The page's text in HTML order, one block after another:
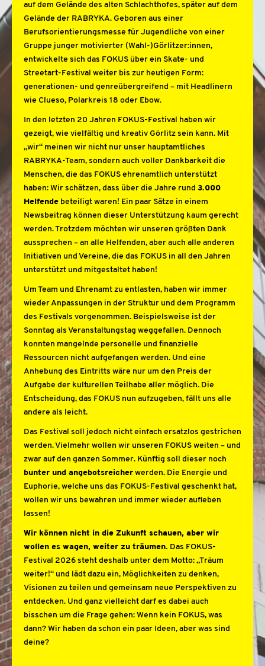
auf dem Gelände des alten Schlachthofes, später auf dem
Gelände der RABRYKA. Geboren aus einer
Berufsorientierungsmesse für Jugendliche von einer
Gruppe junger motivierter (Wahl-)Görlitzer:innen,
entwickelte sich das FOKUS über ein Skate- und
Streetart-Festival weiter bis zur heutigen Form:
generationen- und genreübergreifend – mit Headlinern
wie Clueso, Polarkreis 18 oder Ebow.
In den letzten 20 Jahren FOKUS-Festival haben wir
gezeigt, wie vielfältig und kreativ Görlitz sein kann. Mit
„wir“ meinen wir nicht nur unser hauptamtliches
RABRYKA-Team, sondern auch voller Dankbarkeit die
Menschen, die das FOKUS ehrenamtlich unterstützt
haben: Wir schätzen, dass über die Jahre rund 3.000
Helfende beteiligt waren! Ein paar Sätze in einem
Newsbeitrag können dieser Unterstützung kaum gerecht
werden. Trotzdem möchten wir unseren größten Dank
aussprechen – an alle Helfenden, aber auch alle anderen
Initiativen und Vereine, die das FOKUS in all den Jahren
unterstützt und mitgestaltet haben!
Um Team und Ehrenamt zu entlasten, haben wir immer
wieder Anpassungen in der Struktur und dem Programm
des Festivals vorgenommen. Beispielsweise ist der
Sonntag als Veranstaltungstag weggefallen. Dennoch
konnten mangelnde personelle und finanzielle
Ressourcen nicht aufgefangen werden. Und eine
Anhebung des Eintritts wäre nur um den Preis der
Aufgabe der kulturellen Teilhabe aller möglich. Die
Entscheidung, das FOKUS nun aufzugeben, fällt uns alle
andere als leicht.
Das Festival soll jedoch nicht einfach ersatzlos gestrichen
werden. Vielmehr wollen wir unseren FOKUS weiten – und
zwar auf den ganzen Sommer. Künftig soll dieser noch
bunter und angebotsreicher werden. Die Energie und
Euphorie, welche uns das FOKUS-Festival geschenkt hat,
wollen wir uns bewahren und immer wieder aufleben
lassen!
Wir können nicht in die Zukunft schauen, aber wir
wollen es wagen, weiter zu träumen. Das FOKUS-
Festival 2026 steht deshalb unter dem Motto: „Träum
weiter!“ und lädt dazu ein, Möglichkeiten zu denken,
Visionen zu teilen und gemeinsam neue Perspektiven zu
entdecken. Und ganz vielleicht darf es dabei auch
bisschen um die Frage gehen: Wenn kein FOKUS, was
dann? Wir haben da schon ein paar Ideen, aber was sind
deine?